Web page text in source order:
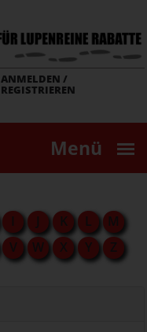
ANMELDEN /
REGISTRIEREN
Menü
I J K L
M
V W X Y Z